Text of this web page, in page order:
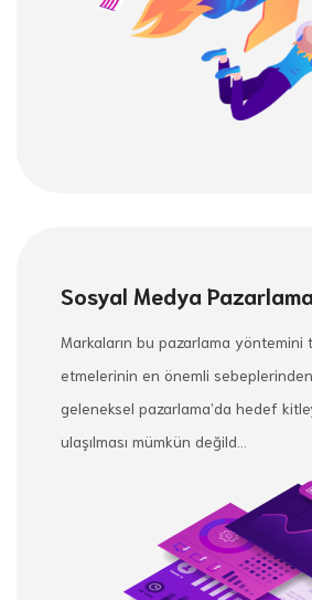
Sosyal Medya
Markaların bu pazarlama yöntemini
etmelerinin en önemli
geleneksel pazarlama’da hedef
ulaşılması mümkün değild...